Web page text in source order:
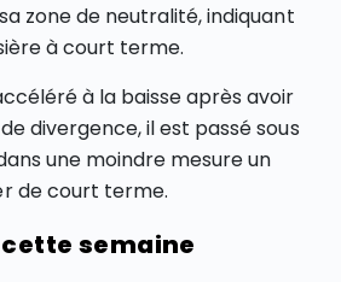
zone de neutralité, indiquant
à court terme.
à la baisse après avoir
divergence, il est passé sous
une moindre mesure un
de court terme.
semaine